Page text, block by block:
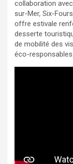
collaboration
sur-Mer, Six-
offre estivale
desserte
de mobilité des
éco-responsables.